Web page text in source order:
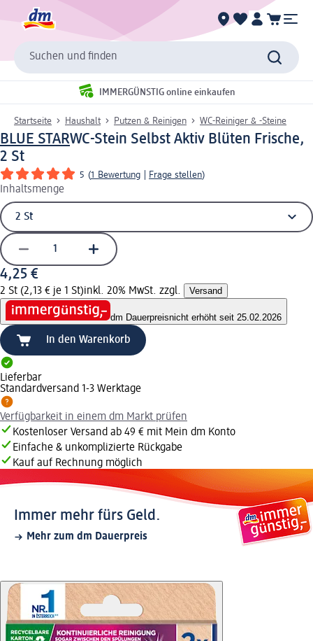
Suchen und finden
IMMERGÜNSTIG online einkaufen
Startseite Haushalt Putzen & Reinigen WC-Reiniger & -Steine
BLUE STARWC-Stein Selbst Aktiv Blüten Frische,
2 St
5 (1 Bewertung Frage stellen)
Inhaltsmenge
4,25 €
2 St (2,13 € je 1 St)inkl. 20% MwSt. zzgl. Versand
dm Dauerpreisnicht erhöht seit 25.02.2026
In den Warenkorb
Lieferbar
Standardversand 1-3 Werktage
Verfügbarkeit in einem dm Markt prüfen
Kostenloser Versand ab 49 € mit Mein dm Konto
Einfache & unkomplizierte Rückgabe
Kauf auf Rechnung möglich
Immer mehr fürs Geld.
Mehr zum dm Dauerpreis